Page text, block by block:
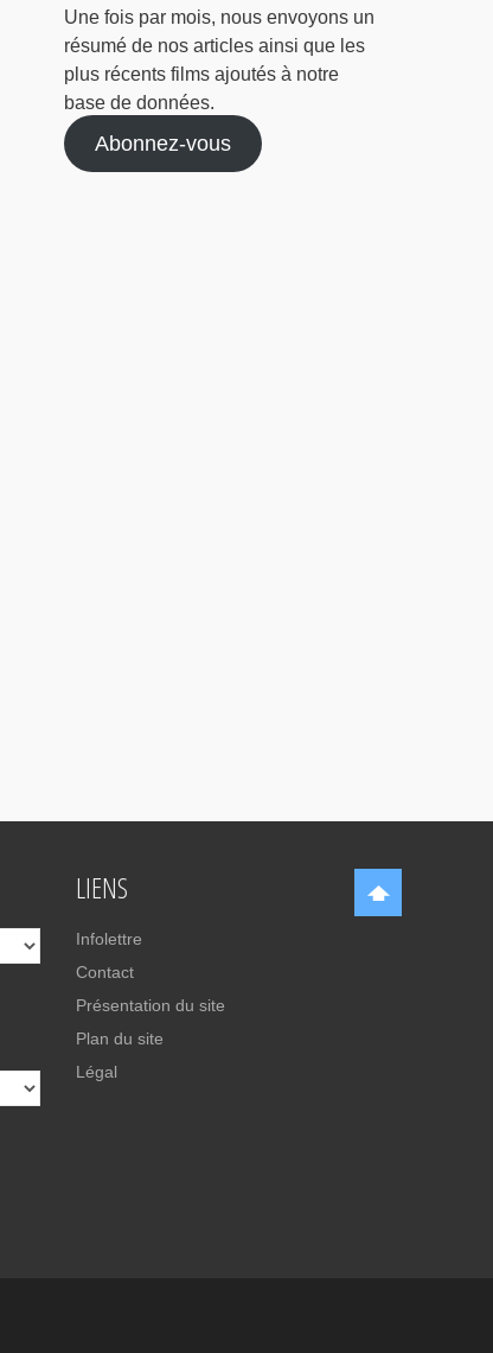
Une fois par mois, nous envoyons un
résumé de nos articles ainsi que les
plus récents films ajoutés à notre
base de données.
Abonnez-vous
LIENS
Infolettre
Contact
Présentation du site
Plan du site
Légal